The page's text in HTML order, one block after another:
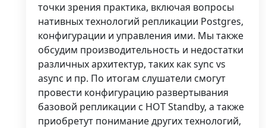
точки зрения практика, включая вопросы
нативных технологий репликации Postgres,
конфигурации и управления ими. Мы также
обсудим производительность и недостатки
различных архитектур, таких как sync vs
async и пр. По итогам слушатели смогут
провести конфигурацию развертывания
базовой репликации с HOT Standby, а также
приобретут понимание других технологий,